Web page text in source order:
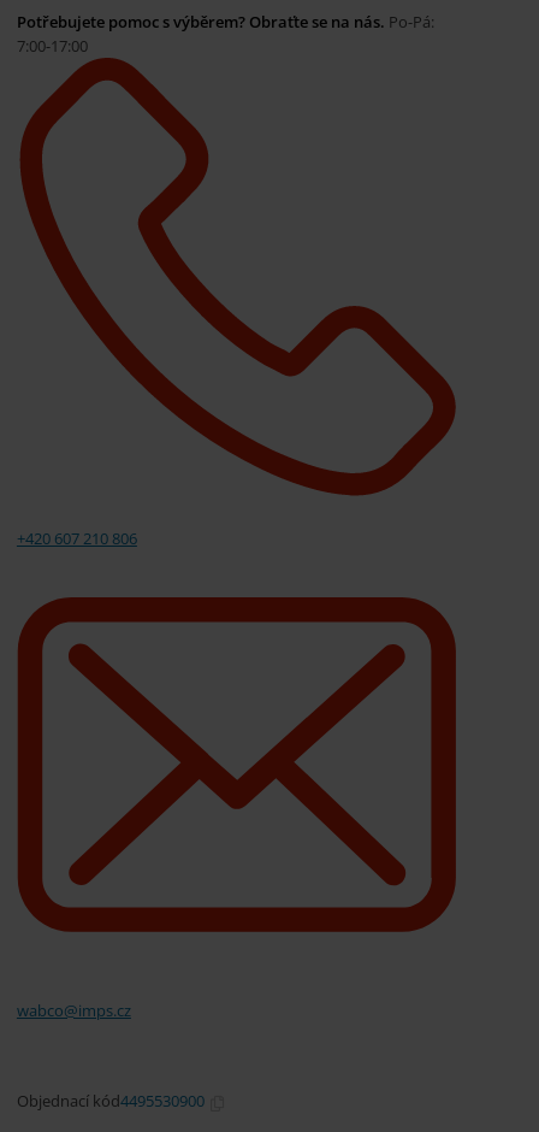
Potřebujete pomoc s výběrem? Obraťte se na nás. Po-Pá:
7:00-17:00
+420 607 210 806
wabco@imps.cz
Objednací kód4495530900